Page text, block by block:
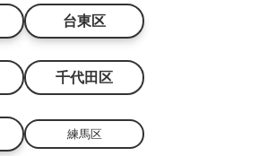
台東区
千代田区
練馬区